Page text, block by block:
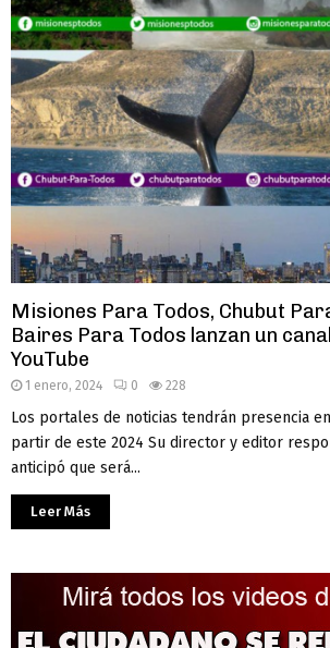
Misiones Para Todos, Chubut
Baires Para Todos lanzan un
YouTube
1 enero, 2024 0 228
Los portales de noticias tendrán presencia
partir de este 2024 Su director y editor
anticipó que será...
Leer Más